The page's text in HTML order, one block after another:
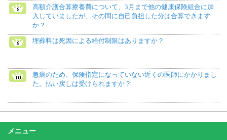
高額介護合算療養費について、3月まで他の健康保険組合に加
入していましたが、その間に自己負担した分は合算できます
か？
埋葬料は死因による給付制限はありますか？
急病のため、保険指定になっていない近くの医師にかかりまし
た。払い戻しは受けられますか？
メニュー